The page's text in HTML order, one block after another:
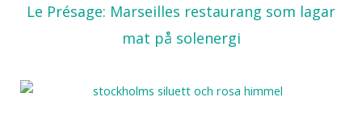
Le Présage: Marseilles restaurang som lagar
mat på solenergi